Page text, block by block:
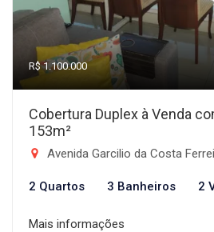
R$ 1.100.000
Cobertura Duplex à Venda
153m²
Avenida Garcilio da Costa Ferreira
2 Quartos 3 Banheiros 2
Mais informações